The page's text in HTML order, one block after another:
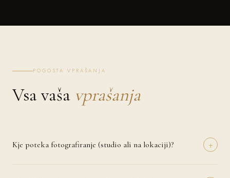
POGOSTA VPRAŠANJA
Vsa vaša vprašanja
Kje poteka fotografiranje (studio ali na lokaciji)? +